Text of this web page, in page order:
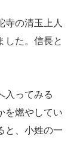
の清玉上人
した。信長と
入ってみる
を燃やしてい
と、小姓の一